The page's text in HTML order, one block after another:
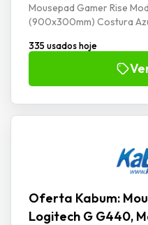
Mousepad Gamer Rise
(900x300mm) Costura
335 usados hoje
Oferta Kabum:
Logitech G G440,